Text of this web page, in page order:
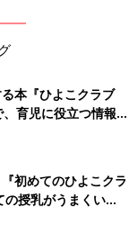
本『ひよこクラブ
育児に役立つ情報が
初めてのひよこクラ
の授乳がうまくい
のトラブル 解決テ